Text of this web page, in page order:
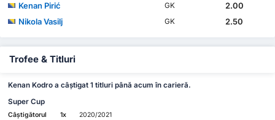
Kenan Pirić
GK
2.00
Nikola Vasilj
GK 2.50
Trofee & Titluri
Kenan Kodro a câștigat 1 titluri până acum în carieră.
Super Cup
Câștigătorul
1x 2020/2021